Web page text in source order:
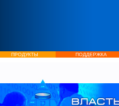
ПРОДУКТЫ ПОДДЕРЖКА